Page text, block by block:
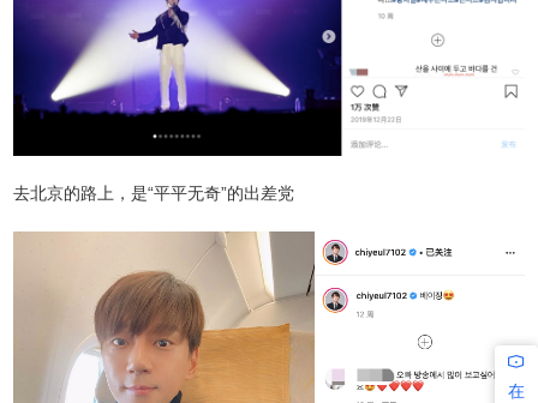
去北京的路上，是“平平无奇”的出差党
在